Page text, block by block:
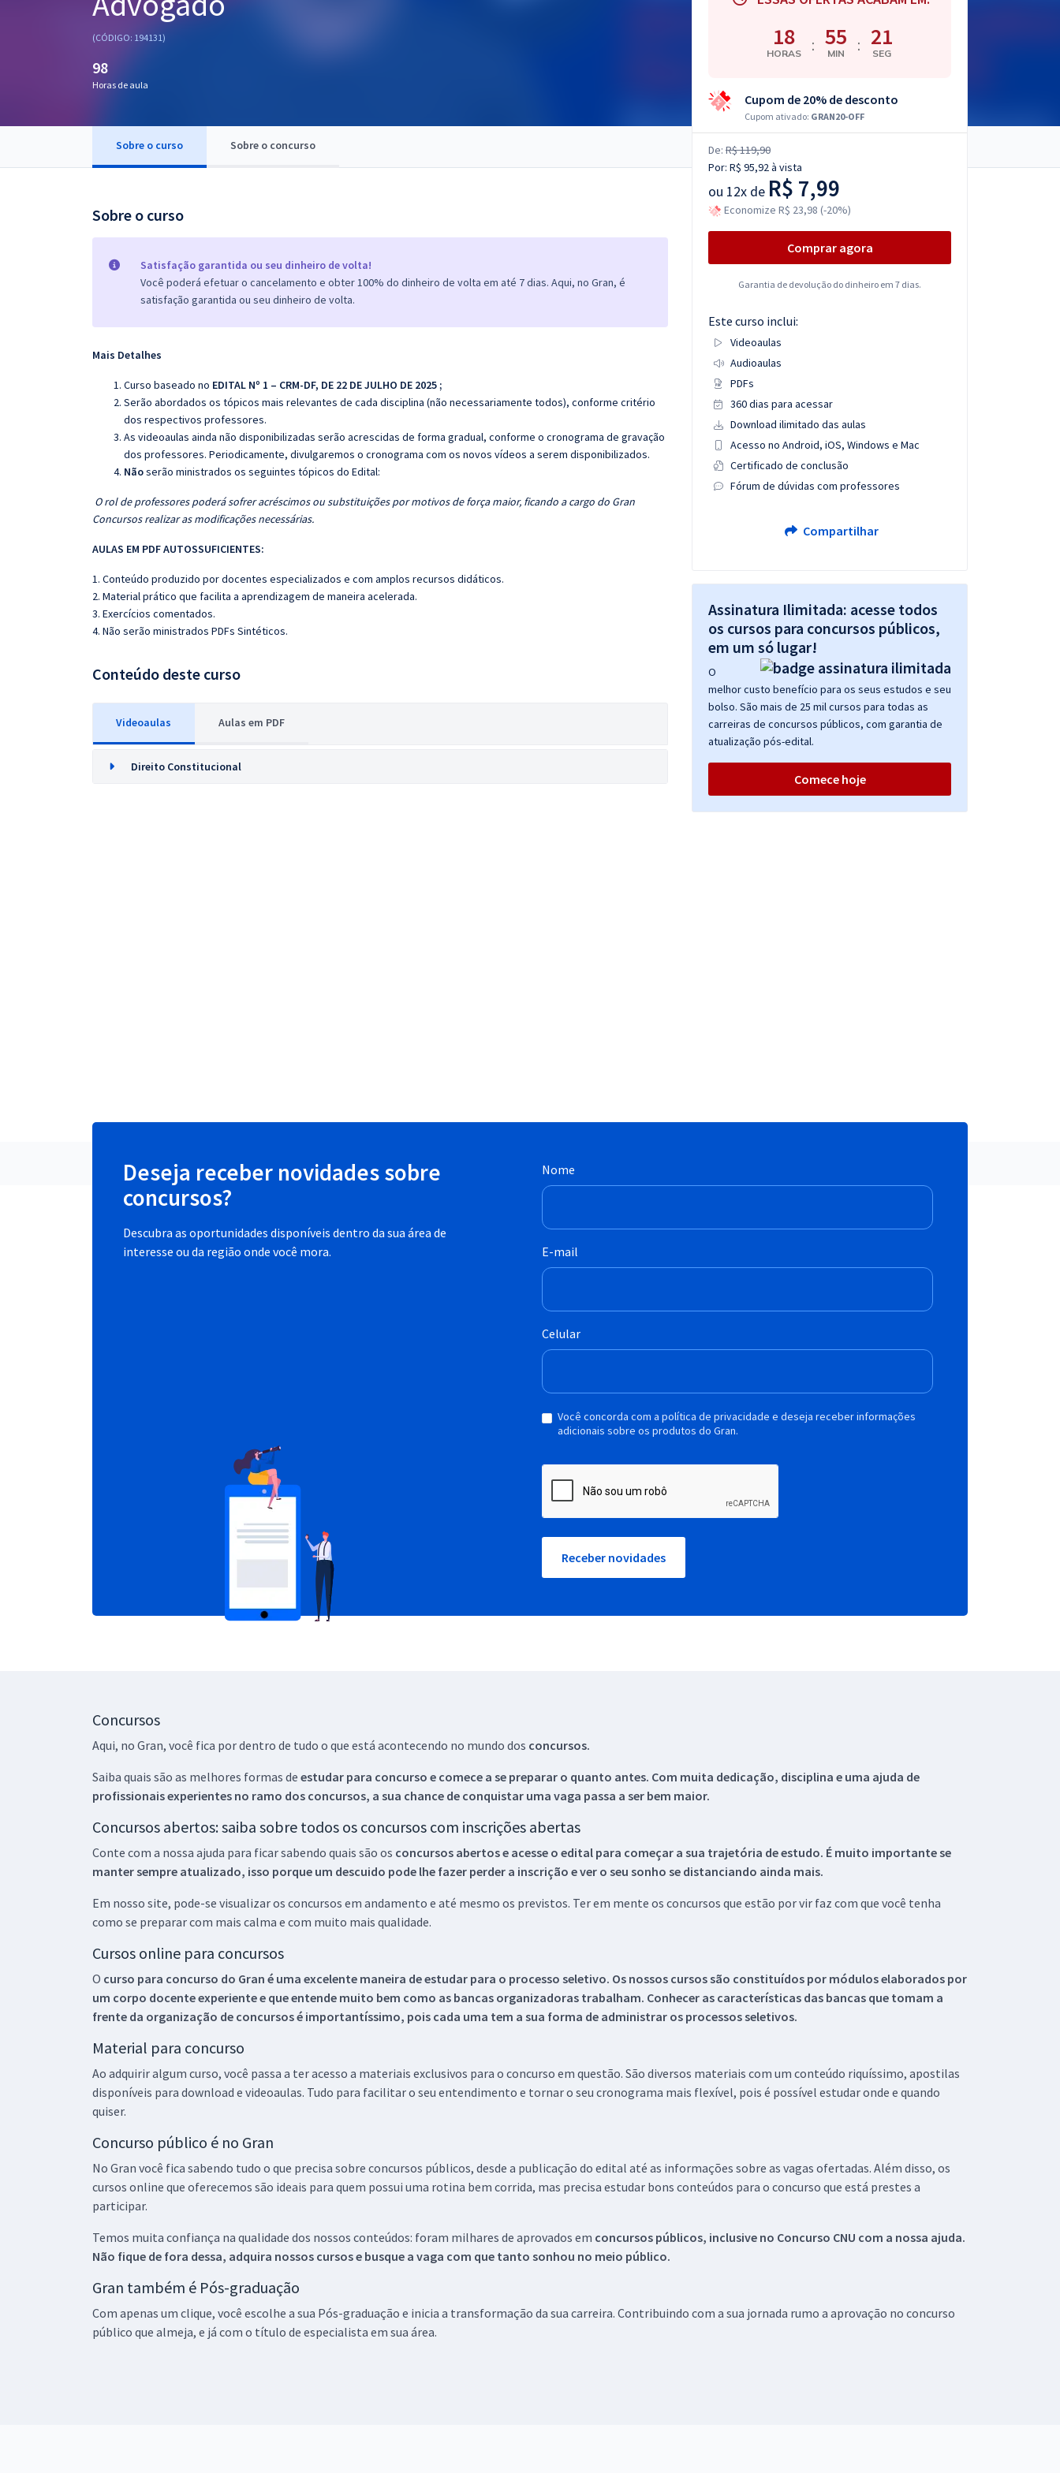
Questões grátis
(CÓDIGO: 194131)
98
Horas de aula
Sobre o curso Sobre o concurso
Sobre o curso
Satisfação garantida ou seu dinheiro de volta!
Você poderá efetuar o cancelamento e obter 100% do dinheiro de volta em até 7 dias. Aqui, no Gran, é
satisfação garantida ou seu dinheiro de volta.
Mais Detalhes
Curso baseado no EDITAL Nº 1 – CRM-DF, DE 22 DE JULHO DE 2025;
Serão abordados os tópicos mais relevantes de cada disciplina (não necessariamente todos), conforme critério
dos respectivos professores.
As videoaulas ainda não disponibilizadas serão acrescidas de forma gradual, conforme o cronograma de gravação
dos professores. Periodicamente, divulgaremos o cronograma com os novos vídeos a serem disponibilizados.
Nãoserão ministrados os seguintes tópicos do Edital:
O rol de professores poderá sofrer acréscimos ou substituições por motivos de força maior, ficando a cargo do Gran
Concursos realizar as modificações necessárias.
AULAS EM PDF AUTOSSUFICIENTES:
1. Conteúdo produzido por docentes especializados e com amplos recursos didáticos.
2. Material prático que facilita a aprendizagem de maneira acelerada.
3. Exercícios comentados.
4. Não serão ministrados PDFs Sintéticos.
Conteúdo deste curso
Videoaulas Aulas em PDF
Direito Constitucional
18
HORAS : 55
MIN : 20
SEG
Cupom de 20% de desconto
Cupom ativado: GRAN20-OFF
De: R$ 119,90
Por: R$ 95,92à vista
ou 12x de R$ 7,99
Economize R$ 23,98 (-20%)
Comprar agora
Garantia de devolução do dinheiro em 7 dias.
Este curso inclui:
Videoaulas
Audioaulas
PDFs
360 dias para acessar
Download ilimitado das aulas
Acesso no Android, iOS, Windows e Mac
Certificado de conclusão
Fórum de dúvidas com professores
Compartilhar
Assinatura Ilimitada: acesse todos
os cursos para concursos públicos,
em um só lugar!
O
melhor custo benefício para os seus estudos e seu
bolso. São mais de 25 mil cursos para todas as
carreiras de concursos públicos, com garantia de
atualização pós-edital.
Comece hoje
Deseja receber novidades sobre
concursos?
Descubra as oportunidades disponíveis dentro da sua área de
interesse ou da região onde você mora.
Nome
E-mail
Celular
Você concorda com a política de privacidade e deseja receber informações
adicionais sobre os produtos do Gran.
Receber novidades
Concursos
Aqui, no Gran, você fica por dentro de tudo o que está acontecendo no mundo dos concursos.
Saiba quais são as melhores formas de estudar para concurso e comece a se preparar o quanto antes. Com muita dedicação, disciplina e uma ajuda de
profissionais experientes no ramo dos concursos, a sua chance de conquistar uma vaga passa a ser bem maior.
Concursos abertos: saiba sobre todos os concursos com inscrições abertas
Conte com a nossa ajuda para ficar sabendo quais são os concursos abertos e acesse o edital para começar a sua trajetória de estudo. É muito importante se
manter sempre atualizado, isso porque um descuido pode lhe fazer perder a inscrição e ver o seu sonho se distanciando ainda mais.
Em nosso site, pode-se visualizar os concursos em andamento e até mesmo os previstos. Ter em mente os concursos que estão por vir faz com que você tenha
como se preparar com mais calma e com muito mais qualidade.
Cursos online para concursos
O curso para concurso do Gran é uma excelente maneira de estudar para o processo seletivo. Os nossos cursos são constituídos por módulos elaborados por
um corpo docente experiente e que entende muito bem como as bancas organizadoras trabalham. Conhecer as características das bancas que tomam a
frente da organização de concursos é importantíssimo, pois cada uma tem a sua forma de administrar os processos seletivos.
Material para concurso
Ao adquirir algum curso, você passa a ter acesso a materiais exclusivos para o concurso em questão. São diversos materiais com um conteúdo riquíssimo, apostilas
disponíveis para download e videoaulas. Tudo para facilitar o seu entendimento e tornar o seu cronograma mais flexível, pois é possível estudar onde e quando
quiser.
Concurso público é no Gran
No Gran você fica sabendo tudo o que precisa sobre concursos públicos, desde a publicação do edital até as informações sobre as vagas ofertadas. Além disso, os
cursos online que oferecemos são ideais para quem possui uma rotina bem corrida, mas precisa estudar bons conteúdos para o concurso que está prestes a
participar.
Temos muita confiança na qualidade dos nossos conteúdos: foram milhares de aprovados em concursos públicos, inclusive no Concurso CNU com a nossa ajuda.
Não fique de fora dessa, adquira nossos cursos e busque a vaga com que tanto sonhou no meio público.
Gran também é Pós-graduação
Com apenas um clique, você escolhe a sua Pós-graduação e inicia a transformação da sua carreira. Contribuindo com a sua jornada rumo a aprovação no concurso
público que almeja, e já com o título de especialista em sua área.